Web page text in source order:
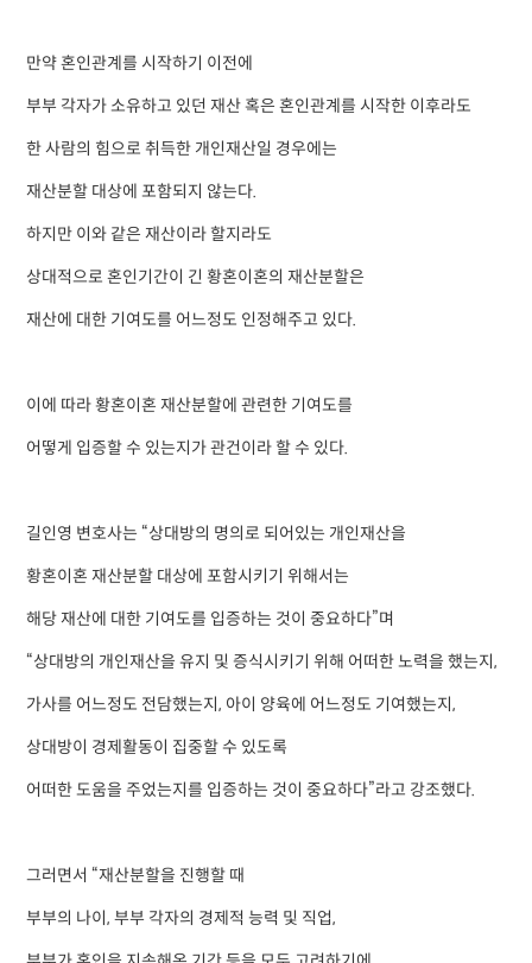
만약 혼인관계를 시작하기 이전에
부부 각자가 소유하고 있던 재산 혹은 혼인관계를 시작한 이후라도
한 사람의 힘으로 취득한 개인재산일 경우에는
재산분할 대상에 포함되지 않는다.
하지만 이와 같은 재산이라 할지라도
상대적으로 혼인기간이 긴 황혼이혼의 재산분할은
재산에 대한 기여도를 어느정도 인정해주고 있다.
이에 따라 황혼이혼 재산분할에 관련한 기여도를
어떻게 입증할 수 있는지가 관건이라 할 수 있다.
길인영 변호사는 “상대방의 명의로 되어있는 개인재산을
황혼이혼 재산분할 대상에 포함시키기 위해서는
해당 재산에 대한 기여도를 입증하는 것이 중요하다”며
“상대방의 개인재산을 유지 및 증식시키기 위해 어떠한 노력을 했는지,
가사를 어느정도 전담했는지, 아이 양육에 어느정도 기여했는지,
상대방이 경제활동이 집중할 수 있도록
어떠한 도움을 주었는지를 입증하는 것이 중요하다”라고 강조했다.
그러면서 “재산분할을 진행할 때
부부의 나이, 부부 각자의 경제적 능력 및 직업,